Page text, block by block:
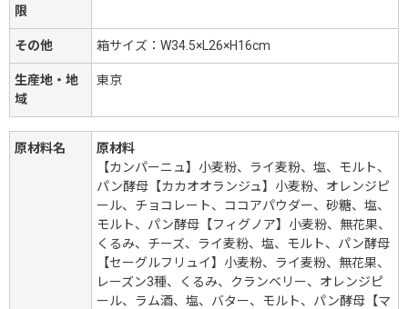
限
その他 箱サイズ：W34.5×L26×H16cm
生産地・地
域
東京
原材料名
原材料
【カンパーニュ】小麦粉、ライ麦粉、塩、モルト、
パン酵母【カカオオランジュ】小麦粉、オレンジピ
ール、チョコレート、ココアパウダー、砂糖、塩、
モルト、パン酵母【フィグノア】小麦粉、無花果、
くるみ、チーズ、ライ麦粉、塩、モルト、パン酵母
【セーグルフリュイ】小麦粉、ライ麦粉、無花果、
レーズン3種、くるみ、クランベリー、オレンジピ
ール、ラム酒、塩、バター、モルト、パン酵母【マ